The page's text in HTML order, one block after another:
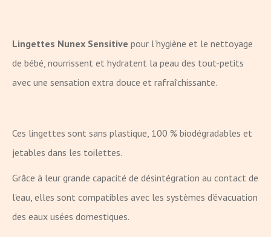
Lingettes Nunex Sensitive pour l’hygiène et le nettoyage
de bébé, nourrissent et hydratent la peau des tout-petits
avec une sensation extra douce et rafraîchissante.
Ces lingettes sont sans plastique, 100 % biodégradables et
jetables dans les toilettes.
Grâce à leur grande capacité de désintégration au contact de
l’eau, elles sont compatibles avec les systèmes d’évacuation
des eaux usées domestiques.